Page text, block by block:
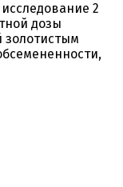
2
дозы